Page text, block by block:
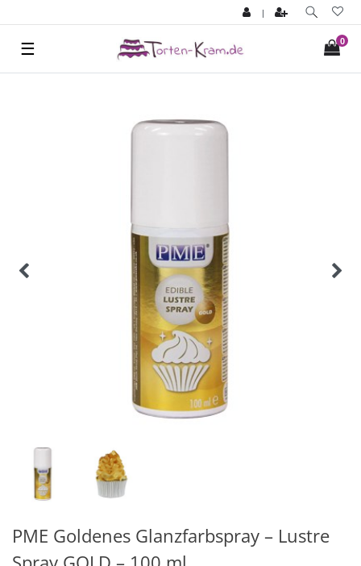
|
0
☰
PME Goldenes Glanzfarbspray – Lustre